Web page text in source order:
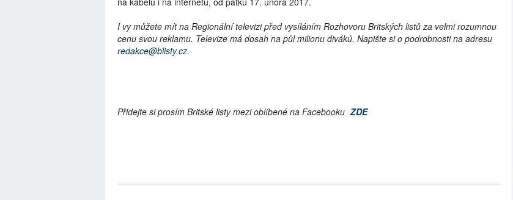
I vy můžete mít na Regionální televizi před vysíláním Rozhovoru Britských listů za velmi rozumnou
cenu svou reklamu. Televize má dosah na půl milionu diváků. Napište si o podrobnosti na adresu
redakce@blisty.cz.
Přidejte si prosím Britské listy mezi oblíbené na Facebooku ZDE